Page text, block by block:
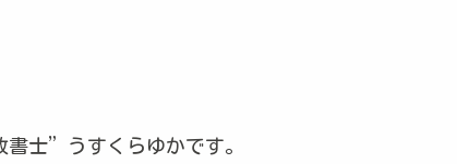
士”うすくらゆかです。